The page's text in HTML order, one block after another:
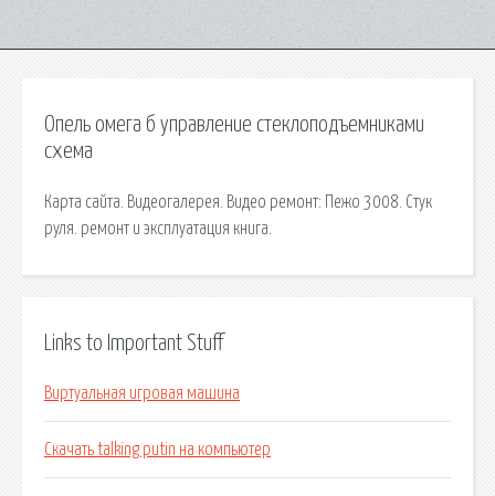
Опель омега б управление стеклоподъемниками
схема
Карта сайта. Видеогалерея. Видео ремонт: Пежо 3008. Стук
руля. ремонт и эксплуатация книга.
Links to Important Stuff
Виртуальная игровая машина
Скачать talking putin на компьютер